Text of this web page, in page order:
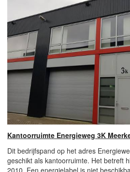
Kantoorruimte Energieweg 3K
Dit bedrijfspand op het adres
geschikt als kantoorruimte. Het betreft
2010. Een energielabel is niet